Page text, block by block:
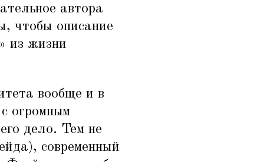
автора
чтобы описание
из жизни
вообще и в
огромным
дело. Тем не
современный